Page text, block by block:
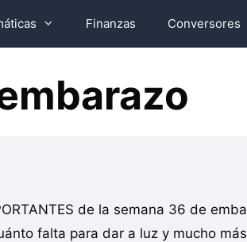
Finanzas Conversores
de la semana 36 de
falta para dar a luz y mucho